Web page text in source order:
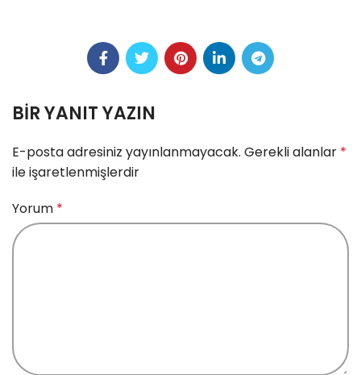
BIR YANIT YAZIN
E-posta adresiniz yayınlanmayacak. Gerekli alanlar *
ile işaretlenmişlerdir
Yorum *